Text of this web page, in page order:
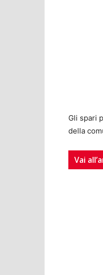
Gli spari
della
Vai